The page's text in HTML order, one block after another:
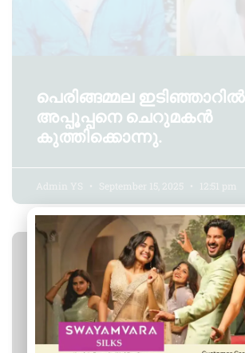
പെരിങ്ങമ്മല ഇടിഞ്ഞാറിൽ
അപ്പൂപ്പനെ ചെറുമകൻ
കുത്തിക്കൊന്നു.
Admin YS September 15, 2025 12:51 pm